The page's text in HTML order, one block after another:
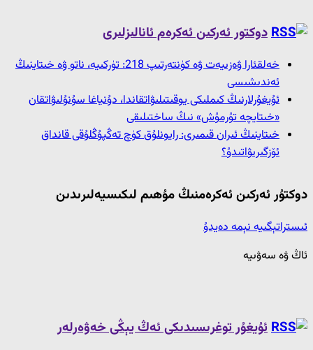
دوكتور ئەركىن ئەكرەم ئانالىزلىرى
خەلقئارا ۋەزىيەت ۋە كۈنتەرتىپ 218: تۈركىيە، ناتو ۋە خىتاينىڭ
ئەندىشىسى
ئۇيغۇرلارنىڭ كىملىكى يوقىتىلىۋاتقاندا، دۇنياغا سۇنۇلىۋاتقان
«خىتايچە تۇرمۇش» نىڭ ساختىلىقى
خىتاينىڭ ئىران قىمىرى: رايونلۇق كۈچ تەڭپۇڭلۇقى قانداق
ئۆزگىرىۋاتىدۇ؟
دوكتۇر ئەركىن ئەكرەمنىڭ مۇھىم لىكىسيەلىرىدىن
ئىستراتېگىيە نېمە دەيدۇ
ئاڭ ۋە سەۋىيە
ئۇيغۇر توغرىسىدىكى ئەڭ يېڭى خەۋەرلەر